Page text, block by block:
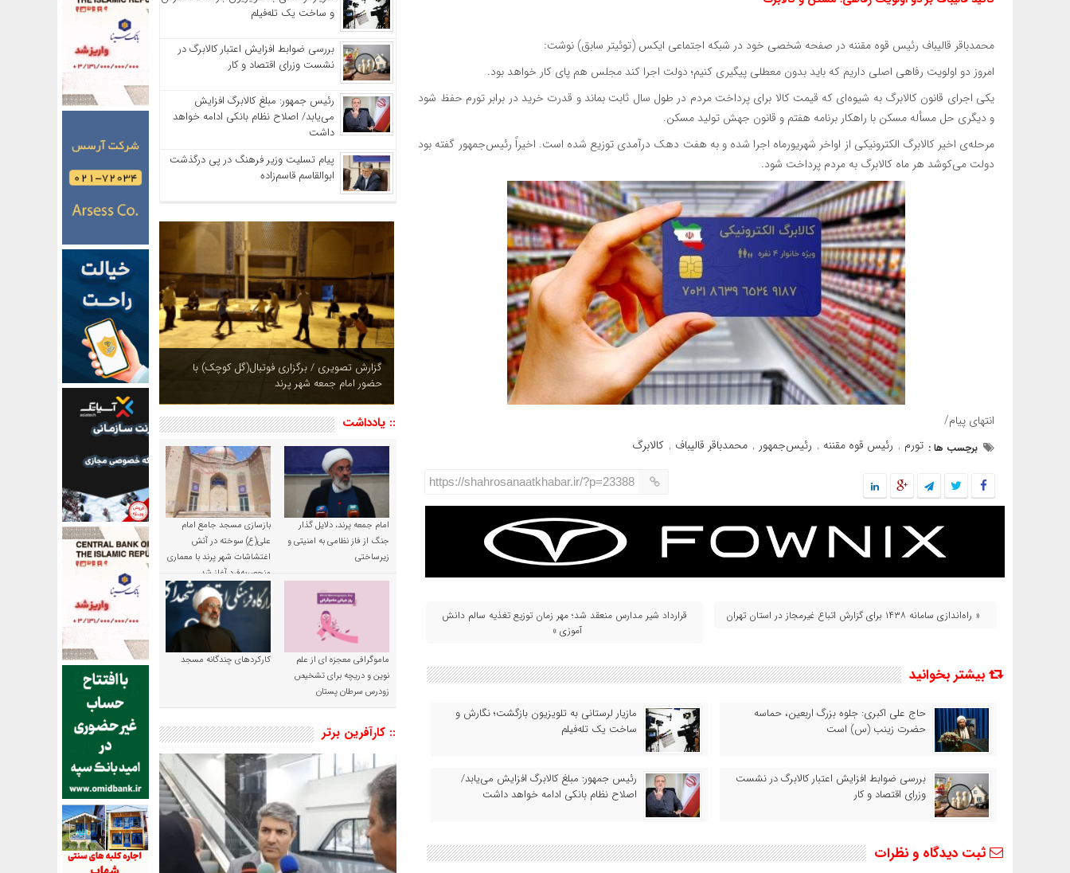
محمدباقر قالیباف رئیس قوه مقننه در صفحه شخصی خود در شبکه اجتماعی ایکس (توئیتر سابق) نوشت:
امروز دو اولویت رفاهی اصلی داریم که باید بدون معطلی پیگیری کنیم؛ دولت اجرا کند مجلس هم پای کار خواهد بود.
یکی اجرای قانون کالابرگ به شیوه‌ای که قیمت کالا برای پرداخت مردم در طول سال ثابت بماند و قدرت خرید در برابر تورم حفظ شود
و دیگری حل مسأله مسکن با راهکار برنامه هفتم و قانون جهش تولید مسکن.
مرحله‌ی اخیر کالابرگ الکترونیکی از اواخر شهریورماه اجرا شده و به هفت دهک درآمدی توزیع شده است. اخیراً رئیس‌جمهور گفته بود
دولت می‌کوشد هر ماه کالابرگ به مردم پرداخت شود.
انتهای پیام/
برچسب ها : تورم , رئیس قوه مقننه , رئیس‌جمهور , محمدباقر قالیباف , کالابرگ
https://shahrosanaatkhabar.ir/?p=23388
« راه‌اندازی سامانه ۱۴۳۸ برای گزارش اتباع غیرمجاز در استان تهران
قرارداد شیر مدارس منعقد شد؛ مهر زمان توزیع تغذیه سالم دانش
آموزی »
بیشتر بخوانید
حاج‌ علی‌ اکبری: جلوه بزرگ اربعین، حماسه
حضرت زینب (س) است
مازیار لرستانی به تلویزیون بازگشت؛ نگارش و
ساخت یک تله‌فیلم
بررسی ضوابط افزایش اعتبار کالابرگ در نشست
وزرای اقتصاد و کار
رئیس‌ جمهور: مبلغ کالابرگ افزایش می‌یابد/
اصلاح نظام بانکی ادامه خواهد داشت
ثبت دیدگاه و نظرات
و ساخت یک تله‌فیلم
بررسی ضوابط افزایش اعتبار کالابرگ در
نشست وزرای اقتصاد و کار
رئیس‌ جمهور: مبلغ کالابرگ افزایش
می‌یابد/ اصلاح نظام بانکی ادامه خواهد
داشت
پیام تسلیت وزیر فرهنگ در پی درگذشت
ابوالقاسم قاسم‌زاده
چشم نوازی بوستان های شهر پرند در فصل بهار +
تصاویر
:: یادداشت
امام جمعه پرند، دلایل گذار
جنگ از فاز نظامی به امنیتی و
زیرساختی
بازسازی مسجد جامع امام
علی(ع) سوخته در آتش
اغتشاشات شهر پرند با معماری
منحصربه‌فرد آغاز شد
ماموگرافی معجزه ای از علم
نوین و دریچه برای تشخیص
زودرس سرطان پستان
کارکردهای چندگانه مسجد
:: کارآفرین برتر